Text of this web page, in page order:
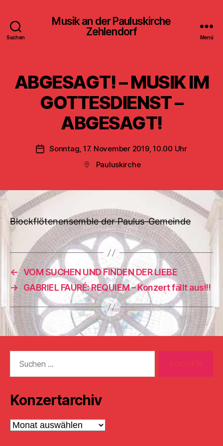
Suchen
Musik an der Pauluskirche
Zehlendorf
Menü
ABGESAGT! – MUSIK IM
GOTTESDIENST –
ABGESAGT!
Veröffentlichungsdatum
Sonntag, 17. November 2019, 10.00 Uhr
Beitragsort
Pauluskirche
Blockflötenensemble der Paulus-Gemeinde
← VOM SUCHEN UND FINDEN DER LIEBE
→ GABRIEL FAURÉ: REQUIEM – Konzert fällt aus!!!
nach:
Konzertarchiv
Konzertarchiv